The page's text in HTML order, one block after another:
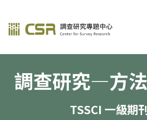
調查研究—方法與應
調查研究—方
TSSCI 一級期